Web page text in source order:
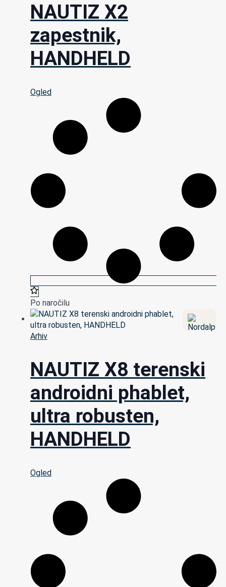
NAUTIZ X2
zapestnik,
HANDHELD
Ogled
Po naročilu
Arhiv
NAUTIZ X8 terenski
androidni phablet,
ultra robusten,
HANDHELD
Ogled